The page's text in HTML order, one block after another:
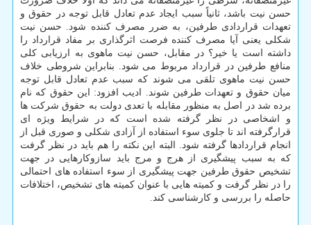
حسن نیت باشد، ثانیاً سبب ایجاد عدم تعادل قابل توجه در حقوق و
تعهدات قراردادی طرفین، به ضرر مصرف کننده شود. حسن نیت
شکلی یعنی آیا مصرف کننده فرصت اثرگذاری بر مفاد قرارداد را
داشته است یا خیر؟ در مقابل، حسن نیت ماهوی به ارزیابی کلی
منافع طرفین در قرارداد مربوط می شود. بنابراین شروطی خلاف
حسن نیت ماهوی تلقی می شوند که سبب عدم تعادل قابل توجه
میان حقوق و تعهدات طرفین شوند. ادیب افزود: این حقوق که نام
برده شد در اصل به منظور مقابله با تعدی دولت به حقوق شرکت ها
و اشخاصی در نظر گرفته شده است که در شرایط ویژه ای
قرارگرفته اند تا جلوی سوء استفاده از آزادی شکلی و صوری قبل از
انجام قراردادها گرفته شود. البته این نکته را هم باید در نظر گرفت
که به سبب پیشگیری از هرج و مرج باید سازوکارهایی در جهت
تشخیص حقوق طرفین جهت پیشگیری از سوء استفاده های احتمالی
را در نظر گرفت و کمیته هایی با عنوان کمیته های تشخیص، اختلافات
حاصله را بررسی و کارشناسی کند.